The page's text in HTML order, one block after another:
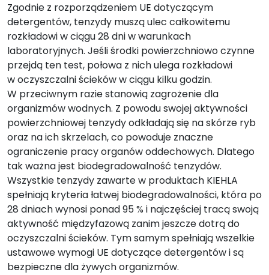
Zgodnie z rozporządzeniem UE dotyczącym
detergentów, tenzydy muszą ulec całkowitemu
rozkładowi w ciągu 28 dni w warunkach
laboratoryjnych. Jeśli środki powierzchniowo czynne
przejdą ten test, połowa z nich ulega rozkładowi
w oczyszczalni ścieków w ciągu kilku godzin.
W przeciwnym razie stanowią zagrożenie dla
organizmów wodnych. Z powodu swojej aktywności
powierzchniowej tenzydy odkładają się na skórze ryb
oraz na ich skrzelach, co powoduje znaczne
ograniczenie pracy organów oddechowych. Dlatego
tak ważna jest biodegradowalność tenzydów.
Wszystkie tenzydy zawarte w produktach KIEHLA
spełniają kryteria łatwej biodegradowalności, która po
28 dniach wynosi ponad 95 % i najczęściej tracą swoją
aktywność międzyfazową zanim jeszcze dotrą do
oczyszczalni ścieków. Tym samym spełniają wszelkie
ustawowe wymogi UE dotyczące detergentów i są
bezpieczne dla żywych organizmów.